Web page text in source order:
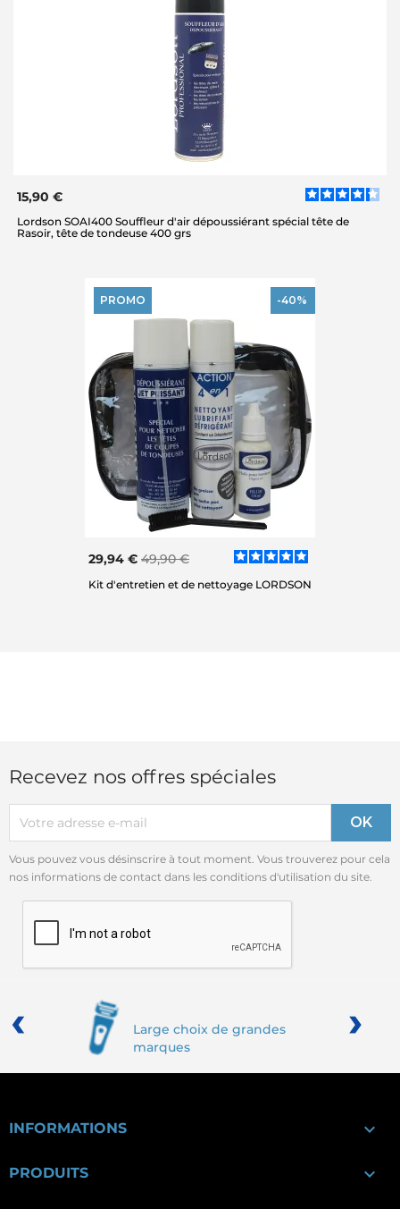
15,90 €
Lordson SOAI400 Souffleur d'air dépoussiérant spécial tête de
Rasoir, tête de tondeuse 400 grs
PROMO -40%
29,94 € 49,90 €
Kit d'entretien et de nettoyage LORDSON
Recevez nos offres spéciales
Vous pouvez vous désinscrire à tout moment. Vous trouverez pour cela
nos informations de contact dans les conditions d'utilisation du site.
Large choix de grandes
marques
‹ ›
INFORMATIONS 
PRODUITS 